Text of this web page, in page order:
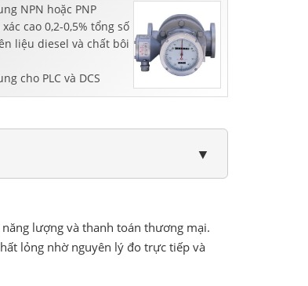
NPN hoặc PNP
cao 0,2-0,5% tổng số
liệu diesel và chất bôi
cho PLC và DCS
▼
lượng và thanh toán thương mại.
lỏng nhờ nguyên lý đo trực tiếp và